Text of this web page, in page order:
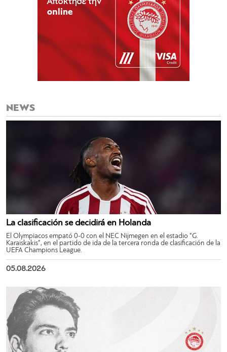
NEWS
La clasificación se decidirá en Holanda
El Olympiacos empató 0-0 con el NEC Nijmegen en el estadio “G.
Karaiskakis”, en el partido de ida de la tercera ronda de clasificación de la
UEFA Champions League.
05.08.2026